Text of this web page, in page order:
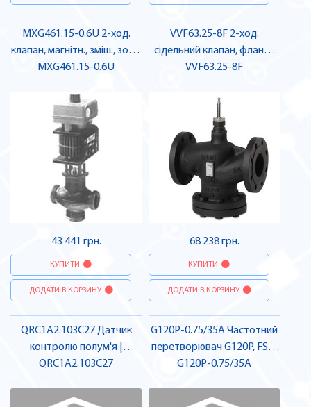
MXG461.15-0.6U 2-ход.
клапан, магнітн., зміш., зовн.
різьба, PN16, DN15, kvs 0,6,
мА, мінер. масло + монтаж
| SIEMENS
MXG461.15-0.6U
43 441 грн.
КУПИТИ
ДОДАТИ В КОРЗИНУ
VVF63.25-8F 2-ход.
сідельний клапан, фланц.,
PN40, DN25, kvs 8 | SIEMENS
VVF63.25-8F
68 238 грн.
КУПИТИ
ДОДАТИ В КОРЗИНУ
QRC1A2.103C27 Датчик
контролю полум'я |
SIEMENS
QRC1A2.103C27
G120P-0.75/35A Частотний
перетворювач G120P, FSA,
IP55, фільтр A, 0,75 кВт |
G120P-0.75/35A